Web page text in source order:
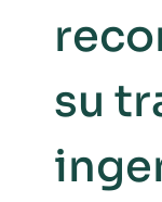
su